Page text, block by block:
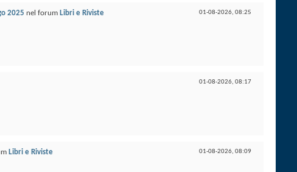
01-08-2026, 08:25
2025 nel forum Libri e Riviste
01-08-2026, 08:17
01-08-2026, 08:09
Libri e Riviste